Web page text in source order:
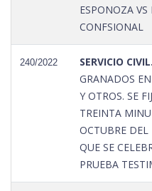
ESPONOZA VS
CONFSIONAL
240/2022 SERVICIO CIVIL.
GRANADOS
Y OTROS. SE
TREINTA
OCTUBRE
QUE SE
PRUEBA